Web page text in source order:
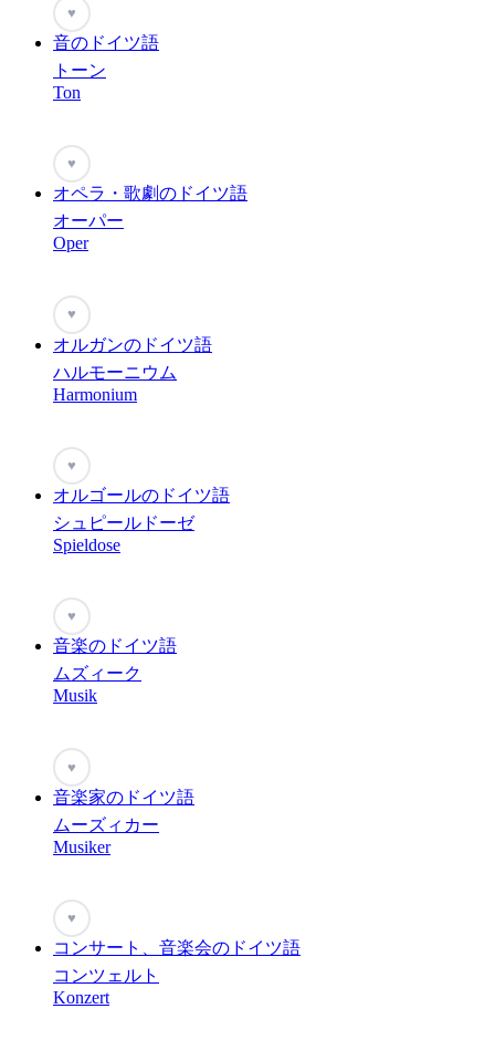
♥
音のドイツ語
トーン
Ton
♥
オペラ・歌劇のドイツ語
オーパー
Oper
♥
オルガンのドイツ語
ハルモーニウム
Harmonium
♥
オルゴールのドイツ語
シュピールドーゼ
Spieldose
♥
音楽のドイツ語
ムズィーク
Musik
♥
音楽家のドイツ語
ムーズィカー
Musiker
♥
コンサート、音楽会のドイツ語
コンツェルト
Konzert